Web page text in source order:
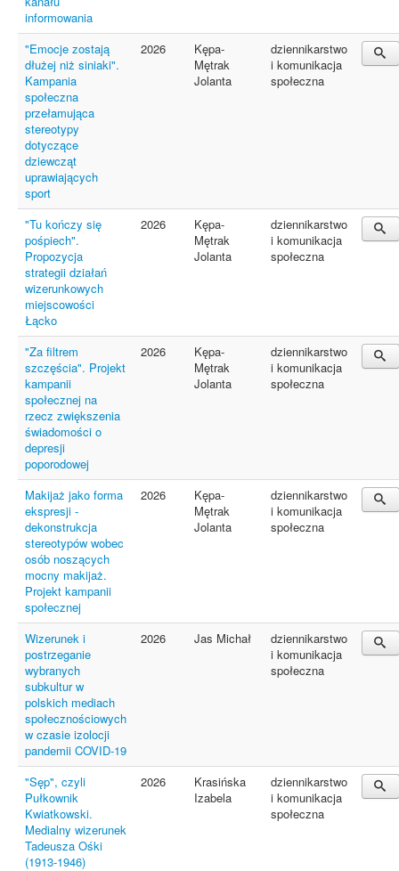
informowania
"Emocje zostają
dłużej niż siniaki".
Kampania
społeczna
przełamująca
stereotypy
dotyczące
dziewcząt
uprawiających
sport
2026
Kępa-
Mętrak
Jolanta
dziennikarstwo
i komunikacja
społeczna
"Tu kończy się
pośpiech".
Propozycja
strategii działań
wizerunkowych
miejscowości
Łącko
2026
Kępa-
Mętrak
Jolanta
dziennikarstwo
i komunikacja
społeczna
"Za filtrem
szczęścia". Projekt
kampanii
społecznej na
rzecz zwiększenia
świadomości o
depresji
poporodowej
2026
Kępa-
Mętrak
Jolanta
dziennikarstwo
i komunikacja
społeczna
Makijaż jako forma
ekspresji -
dekonstrukcja
stereotypów wobec
osób noszących
mocny makijaż.
Projekt kampanii
społecznej
2026
Kępa-
Mętrak
Jolanta
dziennikarstwo
i komunikacja
społeczna
Wizerunek i
postrzeganie
wybranych
subkultur w
polskich mediach
społecznościowych
w czasie izolocji
pandemii COVID-19
2026 Jas Michał
dziennikarstwo
i komunikacja
społeczna
"Sęp", czyli
Pułkownik
Kwiatkowski.
Medialny wizerunek
Tadeusza Ośki
(1913-1946)
2026
Krasińska
Izabela
dziennikarstwo
i komunikacja
społeczna